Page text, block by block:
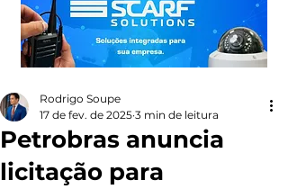
Petrobras anuncia
licitação para
Rodrigo Soupe
17 de fev. de 2025 3 min de leitura